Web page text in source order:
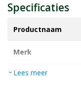
Specificaties
Productnaam
Merk
EAN
expand_more Lees meer